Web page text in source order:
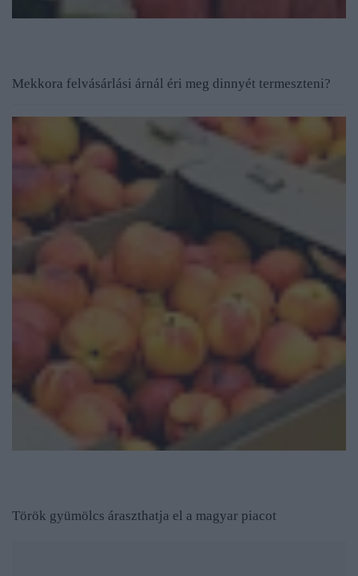
Mekkora felvásárlási árnál éri meg dinnyét termeszteni?
Török gyümölcs áraszthatja el a magyar piacot